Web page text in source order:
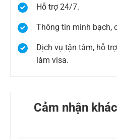
Hỗ trợ 24/7.
Thông tin minh bạch,
Dịch vụ tận tâm, hỗ
làm visa.
Cảm nhận